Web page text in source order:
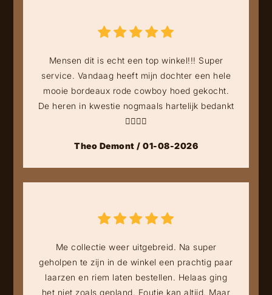
Mensen dit is echt een top winkel!!! Super
service. Vandaag heeft mijn dochter een hele
mooie bordeaux rode cowboy hoed gekocht.
De heren in kwestie nogmaals hartelijk bedankt
👍🏻👍🏻
Theo Demont / 01-08-2026
Me collectie weer uitgebreid. Na super
geholpen te zijn in de winkel een prachtig paar
laarzen en riem laten bestellen. Helaas ging
het niet zoals gepland. Foutje kan altijd. Maar